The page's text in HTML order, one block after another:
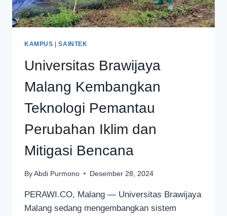
KAMPUS |SAINTEK
Universitas Brawijaya
Malang Kembangkan
Teknologi Pemantau
Perubahan Iklim dan
Mitigasi Bencana
By Abdi Purmono Desember 28, 2024
PERAWI.CO, Malang — Universitas Brawijaya
Malang sedang mengembangkan sistem